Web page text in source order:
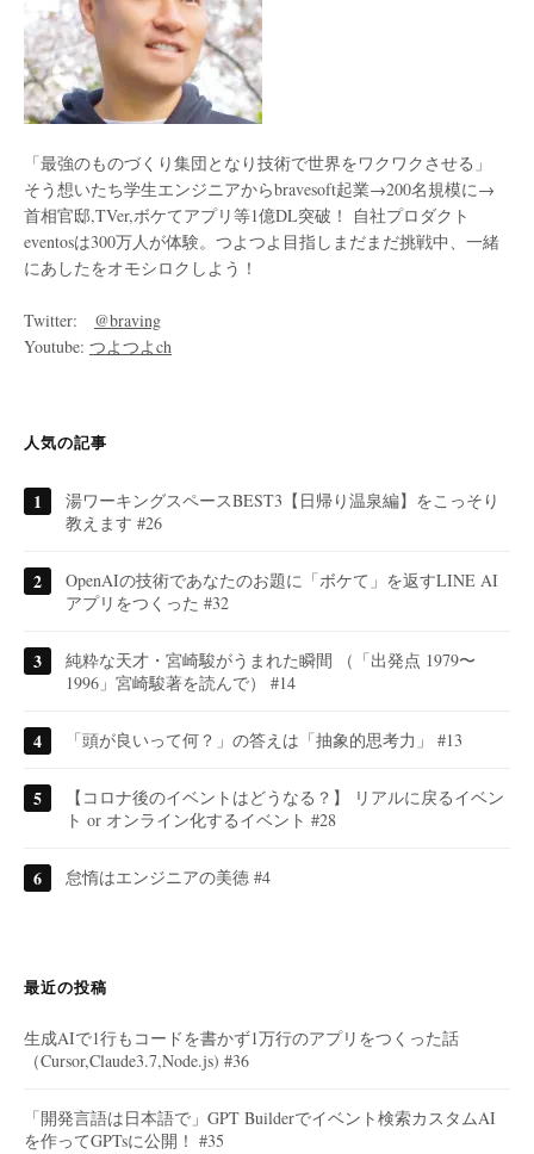
「最強のものづくり集団となり技術で世界をワクワクさせる」
そう想いたち学生エンジニアからbravesoft起業→200名規模に→
首相官邸,TVer,ボケてアプリ等1億DL突破！ 自社プロダクト
eventosは300万人が体験。つよつよ目指しまだまだ挑戦中、一緒
にあしたをオモシロクしよう！
Twitter: @braving
Youtube: つよつよch
人気の記事
湯ワーキングスペースBEST3【日帰り温泉編】をこっそり
教えます #26
OpenAIの技術であなたのお題に「ボケて」を返すLINE AI
アプリをつくった #32
純粋な天才・宮崎駿がうまれた瞬間 （「出発点 1979〜
1996」宮崎駿著を読んで） #14
「頭が良いって何？」の答えは「抽象的思考力」 #13
【コロナ後のイベントはどうなる？】 リアルに戻るイベン
ト or オンライン化するイベント #28
怠惰はエンジニアの美徳 #4
最近の投稿
生成AIで1行もコードを書かず1万行のアプリをつくった話
（Cursor,Claude3.7,Node.js) #36
「開発言語は日本語で」GPT Builderでイベント検索カスタムAI
を作ってGPTsに公開！ #35